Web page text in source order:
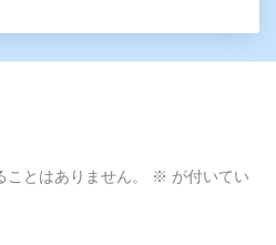
とはありません。 ※ が付いてい